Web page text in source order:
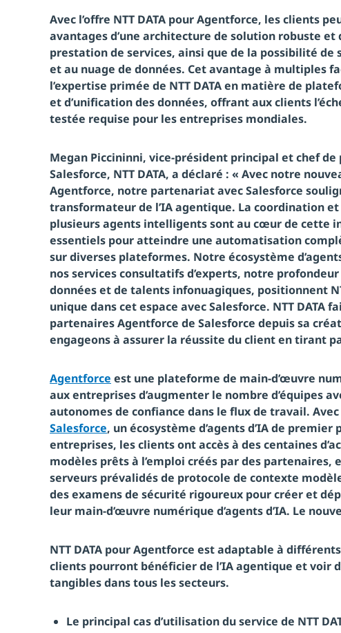
Avec l’offre NTT DATA pour Agentforce, les clients
avantages d’une architecture de solution robuste et
prestation de services, ainsi que de la possibilité de
et au nuage de données. Cet avantage à multiples
l’expertise primée de NTT DATA en matière de
et d’unification des données, offrant aux clients
testée requise pour les entreprises mondiales.
Megan Piccininni, vice-président principal et chef
Salesforce, NTT DATA, a déclaré : « Avec notre
Agentforce, notre partenariat avec Salesforce
transformateur de l’IA agentique. La coordination et
plusieurs agents intelligents sont au cœur de cette
essentiels pour atteindre une automatisation
sur diverses plateformes. Notre écosystème
nos services consultatifs d’experts, notre
données et de talents infonuagiques, positionnent
unique dans cet espace avec Salesforce. NTT DATA
partenaires Agentforce de Salesforce depuis sa
engageons à assurer la réussite du client en tirant
Agentforce est une plateforme de main-d’œuvre
aux entreprises d’augmenter le nombre d’équipes
autonomes de confiance dans le flux de travail. Avec
Salesforce, un écosystème d’agents d’IA de premier
entreprises, les clients ont accès à des centaines
modèles prêts à l’emploi créés par des partenaires,
serveurs prévalidés de protocole de contexte
des examens de sécurité rigoureux pour créer et
leur main-d’œuvre numérique d’agents d’IA. Le
NTT DATA pour Agentforce est adaptable à
clients pourront bénéficier de l’IA agentique et voir
tangibles dans tous les secteurs.
Le principal cas d’utilisation du service de NTT